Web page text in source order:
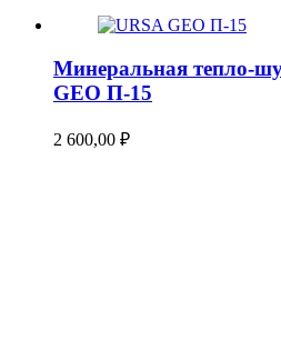
Минеральная тепло-
GEO П-15
2 600,00 ₽